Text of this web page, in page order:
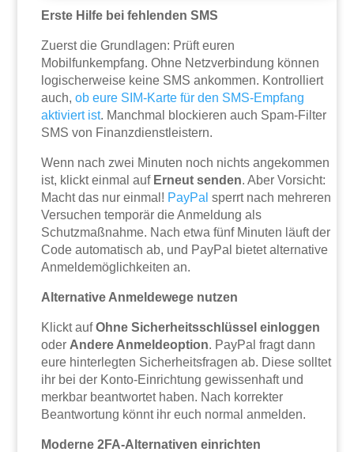
Erste Hilfe bei fehlenden SMS
Zuerst die Grundlagen: Prüft euren
Mobilfunkempfang. Ohne Netzverbindung können
logischerweise keine SMS ankommen. Kontrolliert
auch,ob eure SIM-Karte für den SMS-Empfang
aktiviert ist. Manchmal blockieren auch Spam-Filter
SMS von Finanzdienstleistern.
Wenn nach zwei Minuten noch nichts angekommen
ist, klickt einmal auf Erneut senden. Aber Vorsicht:
Macht das nur einmal! PayPal sperrt nach mehreren
Versuchen temporär die Anmeldung als
Schutzmaßnahme. Nach etwa fünf Minuten läuft der
Code automatisch ab, und PayPal bietet alternative
Anmeldemöglichkeiten an.
Alternative Anmeldewege nutzen
Klickt aufOhne Sicherheitsschlüssel einloggen
oder Andere Anmeldeoption. PayPal fragt dann
eure hinterlegten Sicherheitsfragen ab. Diese solltet
ihr bei der Konto-Einrichtung gewissenhaft und
merkbar beantwortet haben. Nach korrekter
Beantwortung könnt ihr euch normal anmelden.
Moderne 2FA-Alternativen einrichten